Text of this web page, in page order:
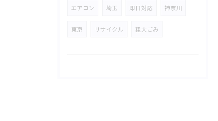
エアコン 埼玉 即日対応 神奈川
東京 リサイクル 粗大ごみ